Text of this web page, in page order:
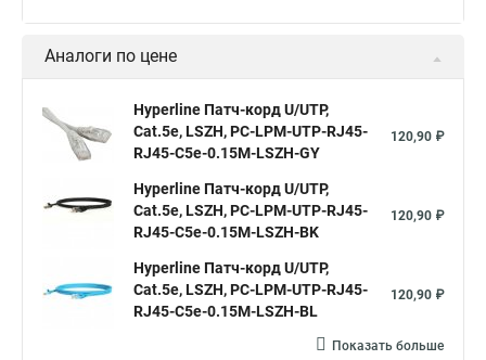
Аналоги по цене
Hyperline Патч-корд U/UTP,
Cat.5е, LSZH, PC-LPM-UTP-RJ45-
RJ45-C5e-0.15M-LSZH-GY
120,90 ₽
Hyperline Патч-корд U/UTP,
Cat.5е, LSZH, PC-LPM-UTP-RJ45-
RJ45-C5e-0.15M-LSZH-BK
120,90 ₽
Hyperline Патч-корд U/UTP,
Cat.5е, LSZH, PC-LPM-UTP-RJ45-
RJ45-C5e-0.15M-LSZH-BL
120,90 ₽
Показать больше